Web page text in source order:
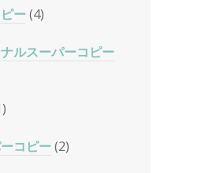
ー(4)
ルスーパーコピー
コピー(2)